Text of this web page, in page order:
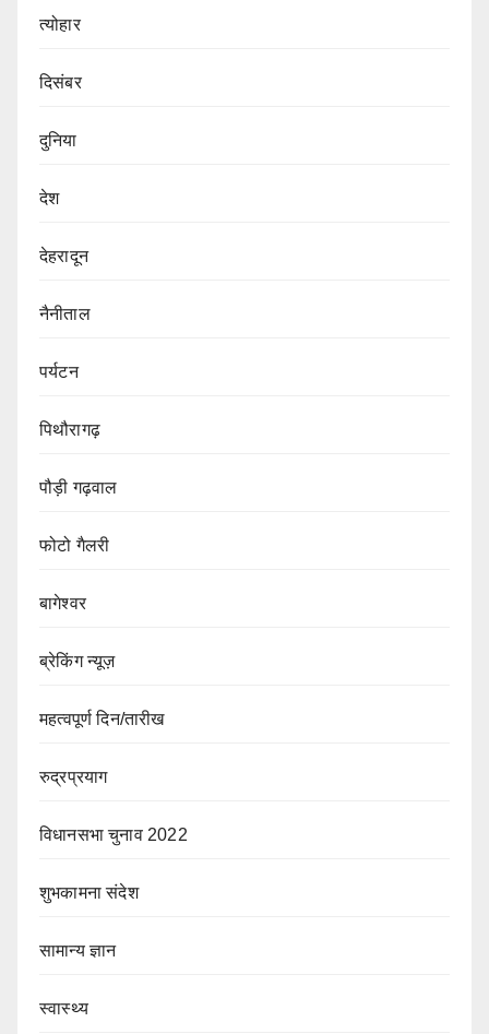
त्योहार
दिसंबर
दुनिया
देश
देहरादून
नैनीताल
पर्यटन
पिथौरागढ़
पौड़ी गढ़वाल
फोटो गैलरी
बागेश्वर
ब्रेकिंग न्यूज़
महत्वपूर्ण दिन/तारीख
रुद्रप्रयाग
विधानसभा चुनाव 2022
शुभकामना संदेश
सामान्य ज्ञान
स्वास्थ्य